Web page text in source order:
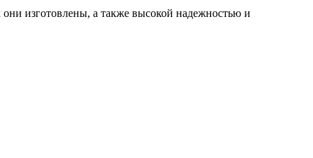
изготовлены, а также высокой надежностью и